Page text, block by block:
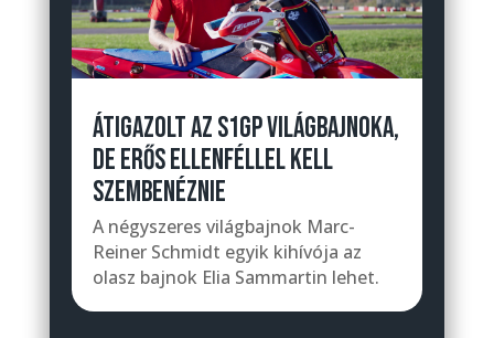
ÁTIGAZOLT AZ S1GP VILÁGBAJNOKA,
DE ERŐS ELLENFÉLLEL KELL
SZEMBENÉZNIE
A négyszeres világbajnok Marc-
Reiner Schmidt egyik kihívója az
olasz bajnok Elia Sammartin lehet.